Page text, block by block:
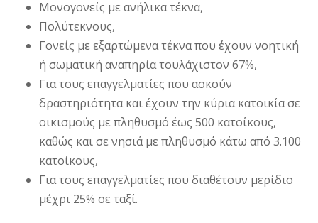
Μονογονείς με ανήλικα τέκνα,
Πολύτεκνους,
Γονείς με εξαρτώμενα τέκνα που έχουν νοητική
ή σωματική αναπηρία τουλάχιστον 67%,
Για τους επαγγελματίες που ασκούν
δραστηριότητα και έχουν την κύρια κατοικία σε
οικισμούς με πληθυσμό έως 500 κατοίκους,
καθώς και σε νησιά με πληθυσμό κάτω από 3.100
κατοίκους,
Για τους επαγγελματίες που διαθέτουν μερίδιο
μέχρι 25% σε ταξί.